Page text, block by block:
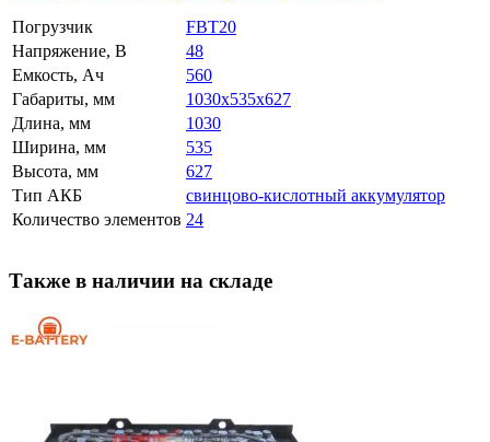
Погрузчик
FBT20
Напряжение, В
48
Емкость, Ач
560
Габариты, мм
1030x535x627
Длина, мм
1030
Ширина, мм
535
Высота, мм
627
Тип АКБ
свинцово-кислотный аккумулятор
Количество элементов 24
Также в наличии на складе